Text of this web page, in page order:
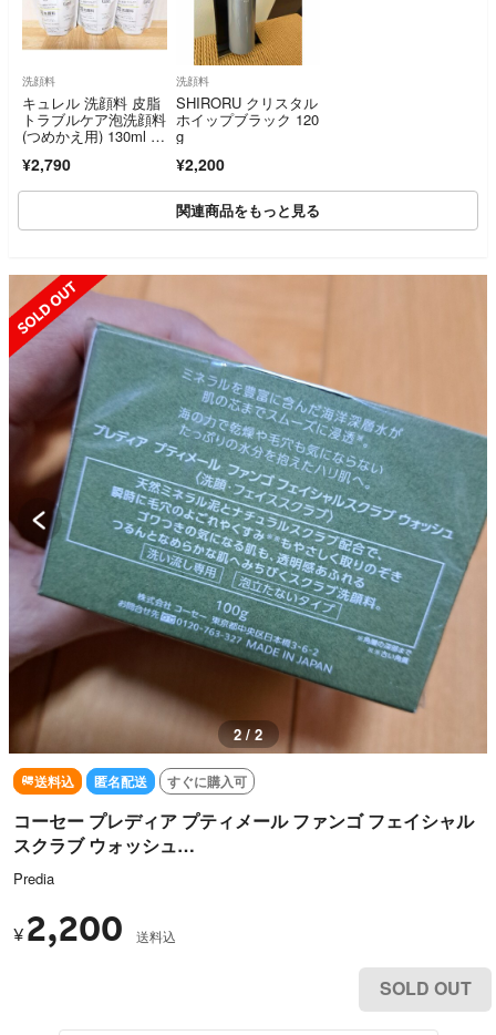
洗顔料
キュレル 洗顔料 皮脂
トラブルケア泡洗顔料
(つめかえ用) 130ml 3
¥2,790
洗顔料
SHIRORU クリスタル
ホイップブラック 120
g
¥2,200
関連商品をもっと見る
2 / 2
送料込 匿名配送 すぐに購入可
コーセー プレディア プティメール ファンゴ フェイシャル
スクラブ ウォッシュ…
Predia
¥ 2,200 送料込
SOLD OUT